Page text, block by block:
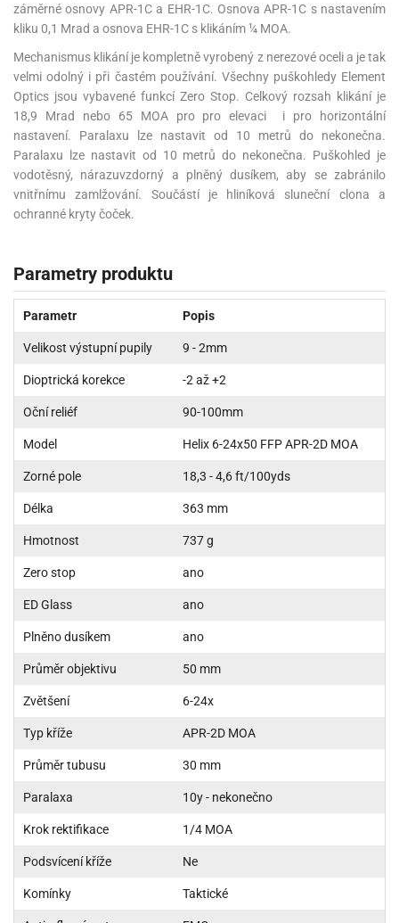
záměrné osnovy APR-1C a EHR-1C. Osnova APR-1C s nastavením
kliku 0,1 Mrad a osnova EHR-1C s klikáním ¼ MOA.
Mechanismus klikání je kompletně vyrobený z nerezové oceli a je tak
velmi odolný i při častém používání. Všechny puškohledy Element
Optics jsou vybavené funkcí Zero Stop. Celkový rozsah klikání je
18,9 Mrad nebo 65 MOA pro pro elevaci i pro horizontální
nastavení. Paralaxu lze nastavit od 10 metrů do nekonečna.
Paralaxu lze nastavit od 10 metrů do nekonečna. Puškohled je
vodotěsný, nárazuvzdorný a plněný dusíkem, aby se zabránilo
vnitřnímu zamlžování. Součástí je hliníková sluneční clona a
ochranné kryty čoček.
Parametry produktu
Parametr Popis
Velikost výstupní pupily 9 - 2mm
Dioptrická korekce -2 až +2
Oční reliéf 90-100mm
Model Helix 6-24x50 FFP APR-2D MOA
Zorné pole 18,3 - 4,6 ft/100yds
Délka 363 mm
Hmotnost 737 g
Zero stop ano
ED Glass ano
Plněno dusíkem ano
Průměr objektivu 50 mm
Zvětšení 6-24x
Typ kříže APR-2D MOA
Průměr tubusu 30 mm
Paralaxa 10y - nekonečno
Krok rektifikace 1/4 MOA
Podsvícení kříže Ne
Komínky Taktické